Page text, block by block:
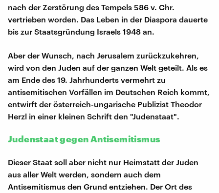
nach der Zerstörung des Tempels 586 v. Chr.
vertrieben worden. Das Leben in der Diaspora dauerte
bis zur Staatsgründung Israels 1948 an.
Aber der Wunsch, nach Jerusalem zurückzukehren,
wird von den Juden auf der ganzen Welt geteilt. Als es
am Ende des 19. Jahrhunderts vermehrt zu
antisemitischen Vorfällen im Deutschen Reich kommt,
entwirft der österreich-ungarische Publizist Theodor
Herzl in einer kleinen Schrift den "Judenstaat".
Judenstaat gegen Antisemitismus
Dieser Staat soll aber nicht nur Heimstatt der Juden
aus aller Welt werden, sondern auch dem
Antisemitismus den Grund entziehen. Der Ort des